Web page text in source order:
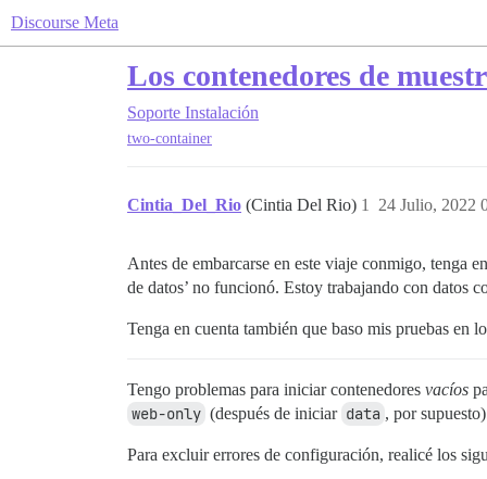
Discourse Meta
Los contenedores de
Soporte Instalación
two-container
Cintia_Del_Rio (Cintia Del Rio) 24 Julio, 2022
1
Antes de embarcarse en este viaje conmigo, tenga
de datos’ no funcionó. Estoy trabajando con datos
Tenga en cuenta también que baso mis pruebas
Tengo problemas para iniciar contenedores vacíos
web-only (después de iniciar data , por
Para excluir errores de configuración, realicé los